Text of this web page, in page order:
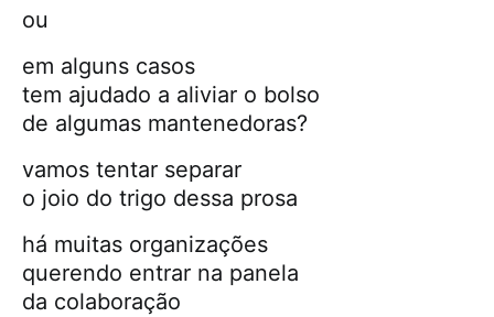
ou
em alguns casos
tem ajudado a aliviar o bolso
de algumas mantenedoras?
vamos tentar separar
o joio do trigo dessa prosa
há muitas organizações
querendo entrar na panela
da colaboração